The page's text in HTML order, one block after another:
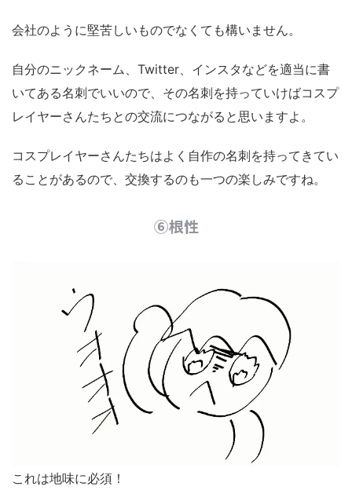
会社のように堅苦しいものでなくても構いません。
自分のニックネーム、Twitter、インスタなどを適当に書
いてある名刺でいいので、その名刺を持っていけばコスプ
レイヤーさんたちとの交流につながると思いますよ。
コスプレイヤーさんたちはよく自作の名刺を持ってきてい
ることがあるので、交換するのも一つの楽しみですね。
⑥根性
これは地味に必須！